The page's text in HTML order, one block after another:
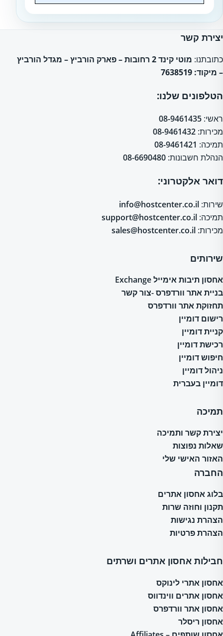
יצירת קשר
כתובתנו:
מוטי קינד 2 רחובות – פארק הורביץ – מגדל הורביץ
– מיקוד: 7638519
הטלפונים שלנו:
ראשי: 08-9461435
מכירות: 08-9461432
תמיכה: 08-9461421
הנהלת חשבונות: 08-6690480
דואר אלקטרוני:
שירות: info@hostcenter.co.il
תמיכה: support@hostcenter.co.il
מכירות: sales@hostcenter.co.il
שירותים
אחסון תיבות אימייל Exchange
בניית אתר וורדפרס -צור קשר
תחזוקת אתר וורדפרס
רישום דומיין
קניית דומיין
רכישת דומיין
חיפוש דומיין
ניהול דומיין
דומיין בעברית
תמיכה
יצירת קשר ותמיכה
שאלות נפוצות
האזור האישי שלי
החברה
בלוג אחסון אתרים
תקנון וחוזה שרות
הצהרת נגישות
הצהרת פרטיות
חבילות אחסון אתרים ושרתים
אחסון אתרי לינוקס
אחסון אתרים ווינדווס
אחסון אתר וורדפרס
אחסון ריסלר